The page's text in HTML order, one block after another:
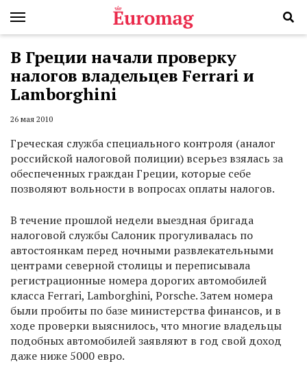
В Греции начали проверку
налогов владельцев Ferrari и
Lamborghini
26 мая 2010
Греческая служба специального контроля (аналог
российской налоговой полиции) всерьез взялась за
обеспеченных граждан Греции, которые себе
позволяют вольности в вопросах оплаты налогов.
В течение прошлой недели выездная бригада
налоговой службы Салоник прогуливалась по
автостоянкам перед ночными развлекательными
центрами северной столицы и переписывала
регистрационные номера дорогих автомобилей
класса Ferrari, Lamborghini, Porsche. Затем номера
были пробиты по базе министерства финансов, и в
ходе проверки выяснилось, что многие владельцы
подобных автомобилей заявляют в год свой доход
даже ниже 5000 евро.